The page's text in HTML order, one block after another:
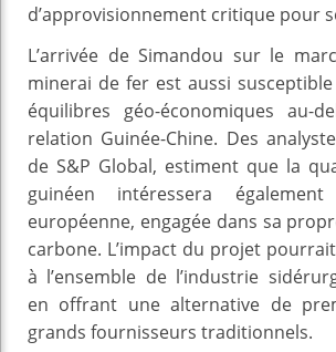
d’approvisionnement critique pour
L’arrivée de Simandou sur le
minerai de fer est aussi
équilibres géo-économiques au-
relation Guinée-Chine. Des
de S&P Global, estiment que la
guinéen intéressera
européenne, engagée dans sa
carbone. L’impact du projet
à l’ensemble de l’industrie
en offrant une alternative de
grands fournisseurs traditionnels.